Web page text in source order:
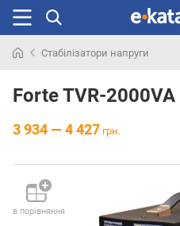
раніше
Стабілізатори напруги
Forte TVR-2000VA
3 934 — 4 427 грн.
в порівняння